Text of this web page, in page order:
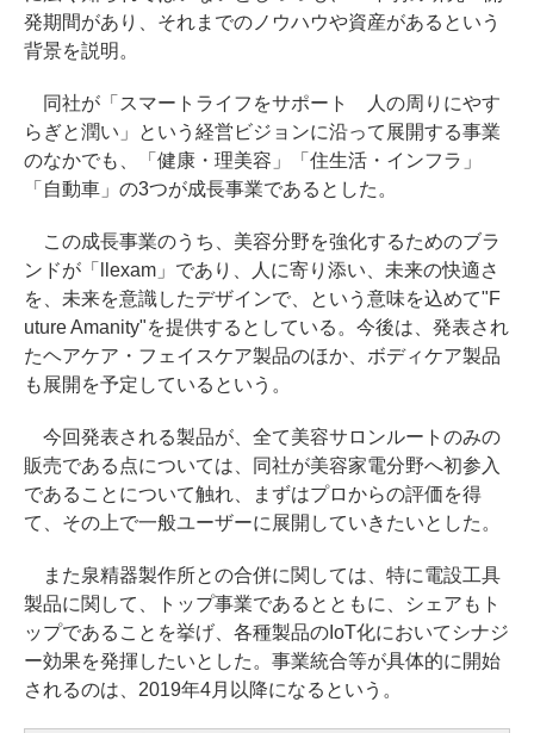
発期間があり、それまでのノウハウや資産があるという
背景を説明。
同社が「スマートライフをサポート 人の周りにやす
らぎと潤い」という経営ビジョンに沿って展開する事業
のなかでも、「健康・理美容」「住生活・インフラ」
「自動車」の3つが成長事業であるとした。
この成長事業のうち、美容分野を強化するためのブラ
ンドが「llexam」であり、人に寄り添い、未来の快適さ
を、未来を意識したデザインで、という意味を込めて"F
uture Amanity"を提供するとしている。今後は、発表され
たヘアケア・フェイスケア製品のほか、ボディケア製品
も展開を予定しているという。
今回発表される製品が、全て美容サロンルートのみの
販売である点については、同社が美容家電分野へ初参入
であることについて触れ、まずはプロからの評価を得
て、その上で一般ユーザーに展開していきたいとした。
また泉精器製作所との合併に関しては、特に電設工具
製品に関して、トップ事業であるとともに、シェアもト
ップであることを挙げ、各種製品のIoT化においてシナジ
ー効果を発揮したいとした。事業統合等が具体的に開始
されるのは、2019年4月以降になるという。